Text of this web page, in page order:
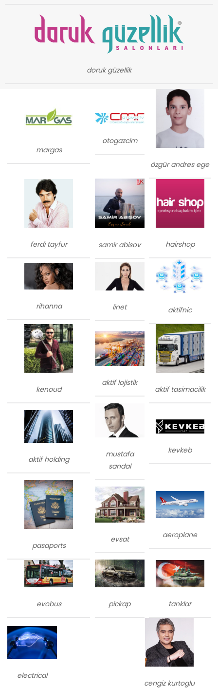
doruk güzellik
margas
otogazcim
özgür andres ege
ferdi tayfur samir abisov hairshop
rihanna linet aktifnic
kenoud
aktif lojistik
aktif tasimacilik
aktif holding
mustafa
sandal
kevkeb
pasaports
evsat aeroplane
evobus pickap tanklar
electrical
cengiz kurtoglu